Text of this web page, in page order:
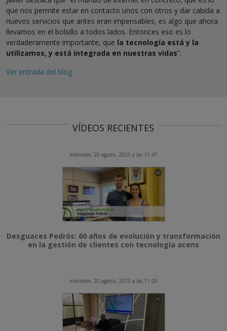
que nos permite estar en contacto unos con otros y dar cabida a
nuevos servicios que antes eran impensables, es algo que ahora
llevamos en el bolsillo a todos lados. Entonces eso es lo
verdaderamente importante, que la tecnología está y la
utilizamos, y está integrada en nuestras vidas”.
Ver entrada del blog
VÍDEOS RECIENTES
miércoles, 20 agosto, 2025 a las 11:47
Desguaces Pedrós: 60 años de evolución y transformación
en la gestión de clientes con tecnología acens
miércoles, 20 agosto, 2025 a las 11:29